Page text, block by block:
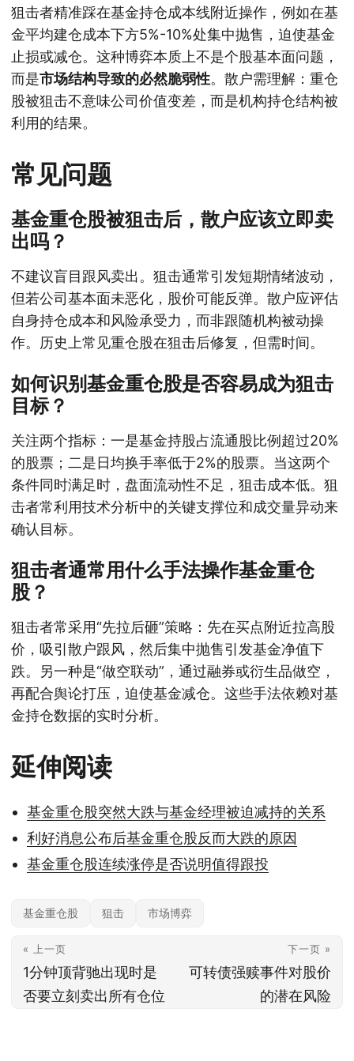
狙击者精准踩在基金持仓成本线附近操作，例如在基
金平均建仓成本下方5%-10%处集中抛售，迫使基金
止损或减仓。这种博弈本质上不是个股基本面问题，
而是市场结构导致的必然脆弱性。散户需理解：重仓
股被狙击不意味公司价值变差，而是机构持仓结构被
利用的结果。
常见问题
基金重仓股被狙击后，散户应该立即卖
出吗？
不建议盲目跟风卖出。狙击通常引发短期情绪波动，
但若公司基本面未恶化，股价可能反弹。散户应评估
自身持仓成本和风险承受力，而非跟随机构被动操
作。历史上常见重仓股在狙击后修复，但需时间。
如何识别基金重仓股是否容易成为狙击
目标？
关注两个指标：一是基金持股占流通股比例超过20%
的股票；二是日均换手率低于2%的股票。当这两个
条件同时满足时，盘面流动性不足，狙击成本低。狙
击者常利用技术分析中的关键支撑位和成交量异动来
确认目标。
狙击者通常用什么手法操作基金重仓
股？
狙击者常采用“先拉后砸”策略：先在买点附近拉高股
价，吸引散户跟风，然后集中抛售引发基金净值下
跌。另一种是“做空联动”，通过融券或衍生品做空，
再配合舆论打压，迫使基金减仓。这些手法依赖对基
金持仓数据的实时分析。
延伸阅读
基金重仓股突然大跌与基金经理被迫减持的关系
利好消息公布后基金重仓股反而大跌的原因
基金重仓股连续涨停是否说明值得跟投
基金重仓股 狙击 市场博弈
« 上一页
1分钟顶背驰出现时是
否要立刻卖出所有仓位
下一页 »
可转债强赎事件对股价
的潜在风险